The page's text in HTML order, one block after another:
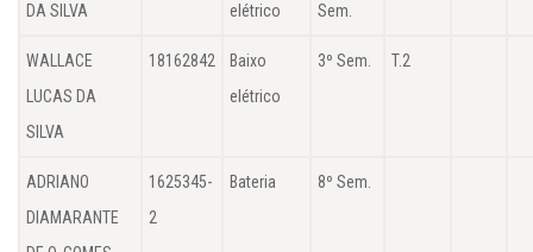
DA SILVA
elétrico
Sem.
WALLACE
LUCAS DA
SILVA
18162842
Baixo
elétrico
3º Sem. T.2
ADRIANO
DIAMARANTE
1625345-
2
Bateria 8º Sem.